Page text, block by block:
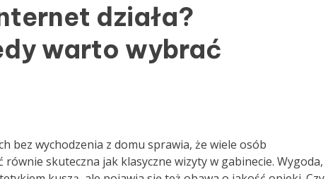
działa?
warto wybrać
bez wychodzenia z domu sprawia, że wiele osób
równie skuteczna jak klasyczne wizyty w gabinecie. Wygoda,